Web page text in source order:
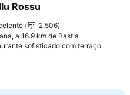
aos favoritos
Rossu
2.506
a 16.9 km de Bastia
sofisticado com terraçoVer